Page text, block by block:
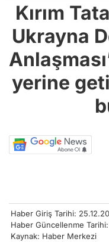
Kırım
Ukrayna
yerine
Haber Giriş Tarihi:
Haber Güncellenme
Kaynak: Haber Merkezi